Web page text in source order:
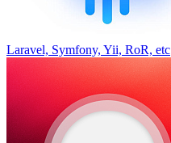
Laravel, Symfony, Yii, RoR, etc